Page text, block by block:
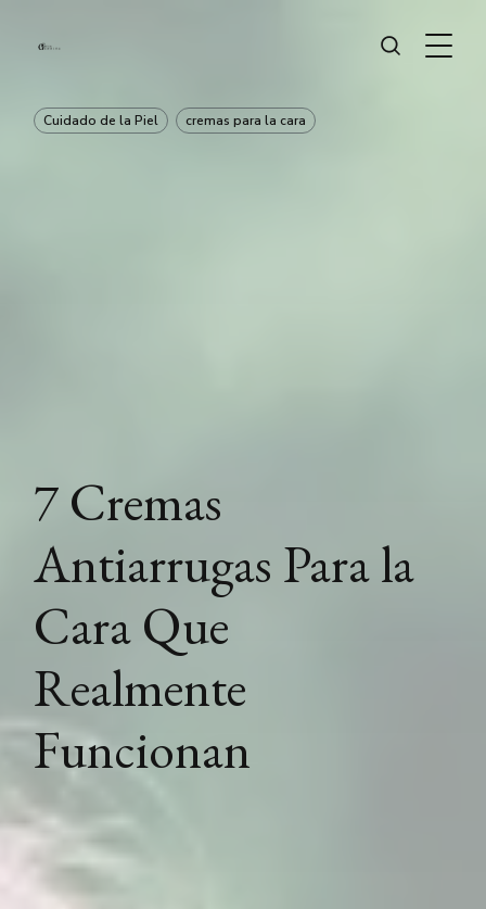
Cuidado de la Piel cremas para la cara
7 Cremas
Antiarrugas Para la
Cara Que
Realmente
Funcionan